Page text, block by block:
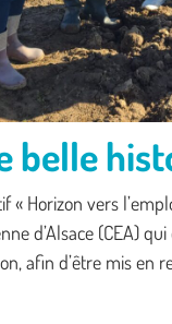
belle
« Horizon vers
d’Alsace (CEA)
afin d’être mis en